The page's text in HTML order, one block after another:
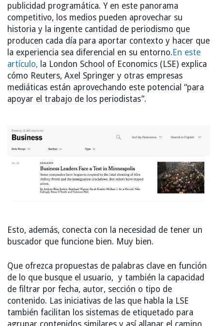
publicidad programática. Y en este panorama
competitivo, los medios pueden aprovechar su
historia y la ingente cantidad de periodismo que
producen cada día para aportar contexto y hacer que
la experiencia sea diferencial en su entorno.En este
artículo, la London School of Economics (LSE) explica
cómo Reuters, Axel Springer y otras empresas
mediáticas están aprovechando este potencial “para
apoyar el trabajo de los periodistas”.
Esto, además, conecta con la necesidad de tener un
buscador que funcione bien. Muy bien.
Que ofrezca propuestas de palabras clave en función
de lo que busque el usuario, y también la capacidad
de filtrar por fecha, autor, sección o tipo de
contenido. Las iniciativas de las que habla la LSE
también facilitan los sistemas de etiquetado para